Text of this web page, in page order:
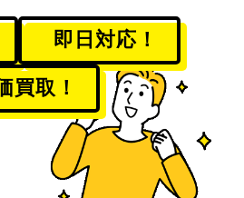
即日対応！
買取！